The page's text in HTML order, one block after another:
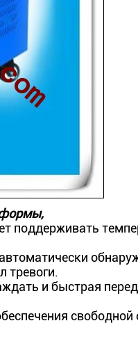
поддерживать
тревоги.
и быстрая
свободной